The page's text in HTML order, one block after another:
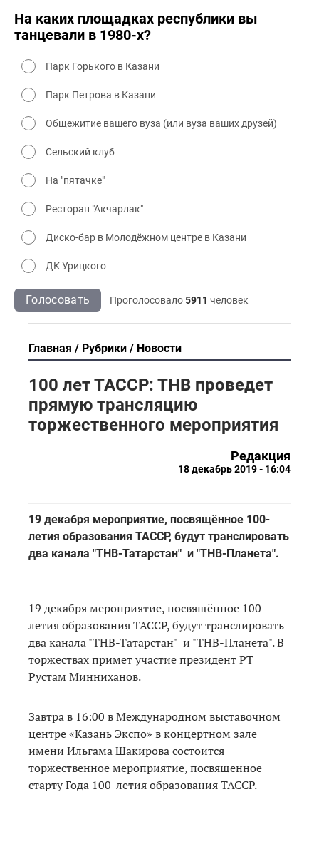
На каких площадках республики вы
танцевали в 1980-х?
Парк Горького в Казани
Парк Петрова в Казани
Общежитие вашего вуза (или вуза ваших друзей)
Сельский клуб
На "пятачке"
Ресторан "Акчарлак"
Диско-бар в Молодёжном центре в Казани
ДК Урицкого
Голосовать Проголосовало5911 человек
Главная Рубрики Новости
100 лет ТАССР: ТНВ проведет
прямую трансляцию
торжественного мероприятия
Редакция
18 декабрь 2019 - 16:04
19 декабря мероприятие, посвящённое 100-
летия образования ТАССР, будут транслировать
два канала "ТНВ-Татарстан" и "ТНВ-Планета".
19 декабря мероприятие, посвящённое 100-
летия образования ТАССР, будут транслировать
два канала "ТНВ-Татарстан" и "ТНВ-Планета". В
торжествах примет участие президент РТ
Рустам Минниханов.
Завтра в 16:00 в Международном выставочном
центре «Казань Экспо» в концертном зале
имени Ильгама Шакирова состоится
торжественное мероприятие, посвященное
старту Года 100-летия образования ТАССР.